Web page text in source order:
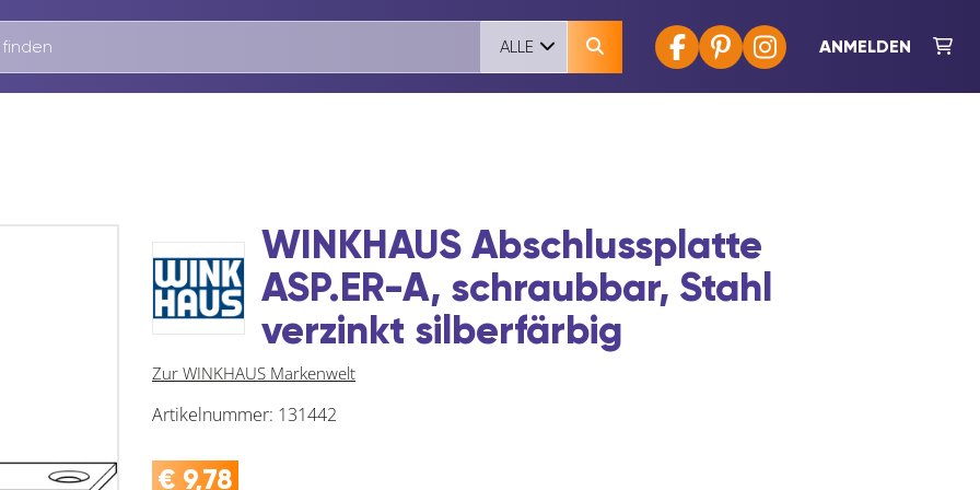
ANMELDEN
ALLE
WINKHAUS Abschlussplatte
ASP.ER-A, schraubbar, Stahl
verzinkt silberfärbig
Zur WINKHAUS Markenwelt
Artikelnummer: 131442
€ 9,78